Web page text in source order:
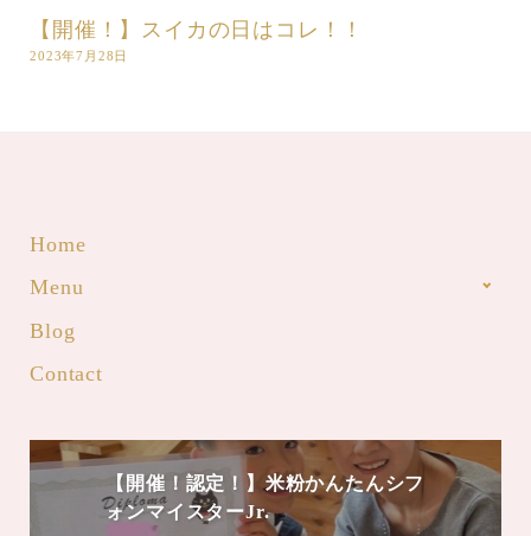
【開催！】スイカの日はコレ！！
2023年7月28日
Home
Menu
Blog
Contact
【開催！認定！】米粉かんたんシフ
ォンマイスターJr.